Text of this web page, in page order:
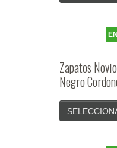
Zapatos
Negro